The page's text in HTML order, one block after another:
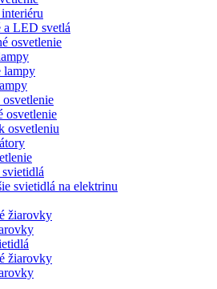
a LED svetlá
osvetlenie
lampy
osvetlenie
osvetlenie
osvetleniu
svietidlá
svietidlá na elektrinu
žiarovky
žiarovky